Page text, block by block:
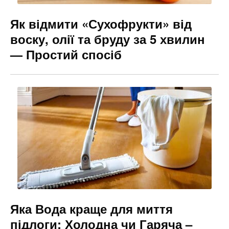
Як відмити «Сухофрукти» від
воску, олії та бруду за 5 хвилин
— Простий спосіб
Яка Вода краще для миття
підлоги: Холодна чи Гаряча –